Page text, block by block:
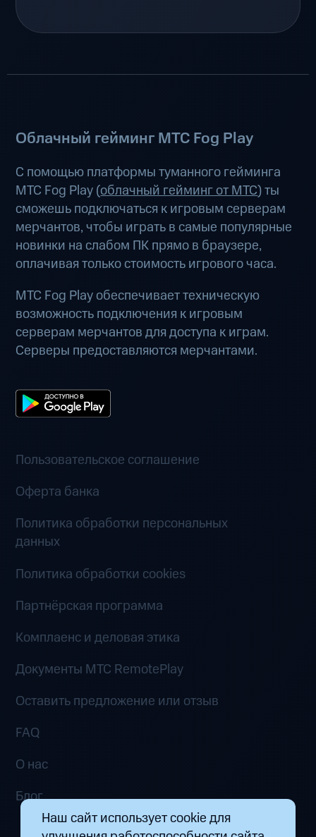
Наш сайт использует cookie для
Облачный гейминг МТС Fog Play
С помощью платформы туманного гейминга
МТС Fog Play (облачный гейминг от МТС) ты
сможешь подключаться к игровым серверам
мерчантов, чтобы играть в самые популярные
новинки на слабом ПК прямо в браузере,
оплачивая только стоимость игрового часа.
МТС Fog Play обеспечивает техническую
возможность подключения к игровым
серверам мерчантов для доступа к играм.
Серверы предоставляются мерчантами.
Пользовательское соглашение
Оферта банка
Политика обработки персональных
данных
Политика обработки cookies
Партнёрская программа
Комплаенс и деловая этика
Документы MTC RemotePlay
Оставить предложение или отзыв
FAQ
О нас
Блог